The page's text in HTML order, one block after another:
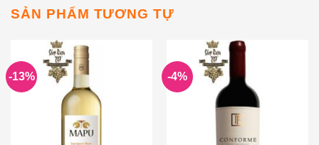
SẢN PHẨM TƯƠNG TỰ
-13% -4%